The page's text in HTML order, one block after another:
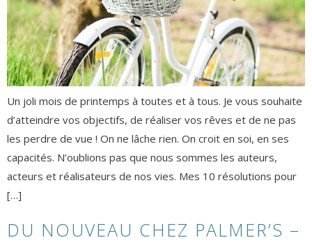
Un joli mois de printemps à toutes et à tous. Je vous souhaite
d’atteindre vos objectifs, de réaliser vos rêves et de ne pas
les perdre de vue ! On ne lâche rien. On croit en soi, en ses
capacités. N’oublions pas que nous sommes les auteurs,
acteurs et réalisateurs de nos vies. Mes 10 résolutions pour
[…]
DU NOUVEAU CHEZ PALMER’S –